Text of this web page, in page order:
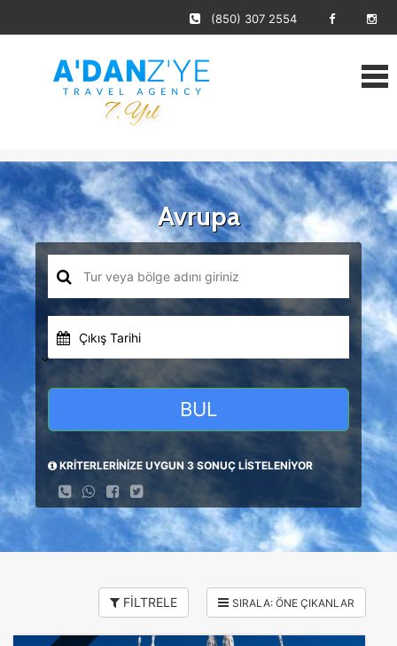
(850) 307 2554
Avrupa
Çıkış Tarihi
BUL
KRİTERLERİNİZE UYGUN 3 SONUÇ LİSTELENİYOR
FİLTRELE